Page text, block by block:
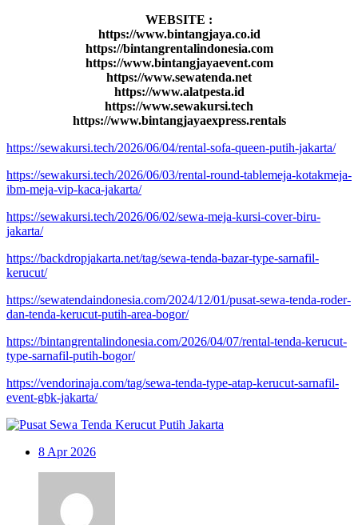
WEBSITE :
https://www.bintangjaya.co.id
https://bintangrentalindonesia.com
https://www.bintangjayaevent.com
https://www.sewatenda.net
https://www.alatpesta.id
https://www.sewakursi.tech
https://www.bintangjayaexpress.rentals
https://sewakursi.tech/2026/06/04/rental-sofa-queen-putih-jakarta/
https://sewakursi.tech/2026/06/03/rental-round-tablemeja-kotakmeja-
ibm-meja-vip-kaca-jakarta/
https://sewakursi.tech/2026/06/02/sewa-meja-kursi-cover-biru-
jakarta/
https://backdropjakarta.net/tag/sewa-tenda-bazar-type-sarnafil-
kerucut/
https://sewatendaindonesia.com/2024/12/01/pusat-sewa-tenda-roder-
dan-tenda-kerucut-putih-area-bogor/
https://bintangrentalindonesia.com/2026/04/07/rental-tenda-kerucut-
type-sarnafil-putih-bogor/
https://vendorinaja.com/tag/sewa-tenda-type-atap-kerucut-sarnafil-
event-gbk-jakarta/
8 Apr 2026